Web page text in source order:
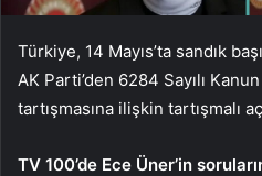
Türkiye, 14 Mayıs’ta sandık
AK Parti’den 6284 Sayılı
tartışmasına ilişkin tartışmalı
TV 100’de Ece Üner’in